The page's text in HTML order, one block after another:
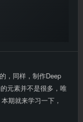
，同样，制作Deep
元素并不是很多，唯
期就来学习一下，